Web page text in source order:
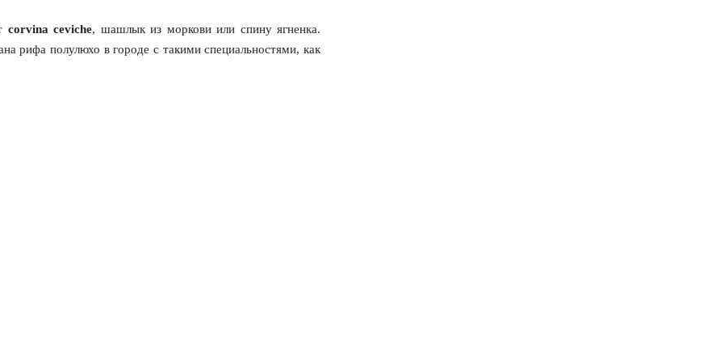
corvina ceviche, шашлык из моркови или спину ягненка.
рифа полулюхо в городе с такими специальностями, как